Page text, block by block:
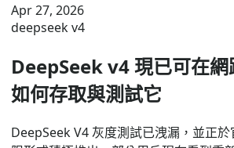
Apr 27, 2026
deepseek v4
DeepSeek v4 現已可在網
如何存取與測試它
DeepSeek V4 灰度測試已洩漏，並正